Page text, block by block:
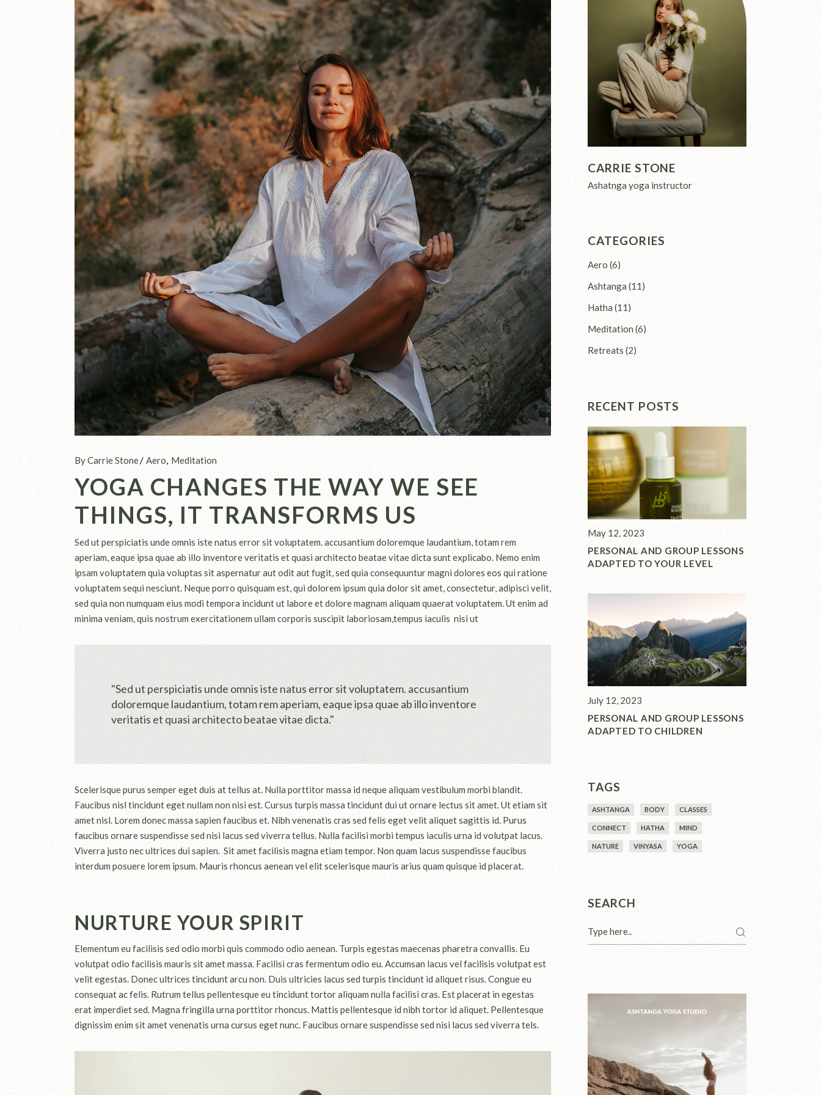
By Carrie Stone Aero Meditation
YOGA CHANGES THE WAY WE SEE
THINGS, IT TRANSFORMS US
Sed ut perspiciatis unde omnis iste natus error sit voluptatem. accusantium doloremque laudantium, totam rem
aperiam, eaque ipsa quae ab illo inventore veritatis et quasi architecto beatae vitae dicta sunt explicabo. Nemo enim
ipsam voluptatem quia voluptas sit aspernatur aut odit aut fugit, sed quia consequuntur magni dolores eos qui ratione
voluptatem sequi nesciunt. Neque porro quisquam est, qui dolorem ipsum quia dolor sit amet, consectetur, adipisci velit,
sed quia non numquam eius modi tempora incidunt ut labore et dolore magnam aliquam quaerat voluptatem. Ut enim ad
minima veniam, quis nostrum exercitationem ullam corporis suscipit laboriosam,tempus iaculis nisi ut
"Sed ut perspiciatis unde omnis iste natus error sit voluptatem. accusantium
doloremque laudantium, totam rem aperiam, eaque ipsa quae ab illo inventore
veritatis et quasi architecto beatae vitae dicta."
Scelerisque purus semper eget duis at tellus at. Nulla porttitor massa id neque aliquam vestibulum morbi blandit.
Faucibus nisl tincidunt eget nullam non nisi est. Cursus turpis massa tincidunt dui ut ornare lectus sit amet. Ut etiam sit
amet nisl. Lorem donec massa sapien faucibus et. Nibh venenatis cras sed felis eget velit aliquet sagittis id. Purus
faucibus ornare suspendisse sed nisi lacus sed viverra tellus. Nulla facilisi morbi tempus iaculis urna id volutpat lacus.
Viverra justo nec ultrices dui sapien. Sit amet facilisis magna etiam tempor. Non quam lacus suspendisse faucibus
interdum posuere lorem ipsum. Mauris rhoncus aenean vel elit scelerisque mauris arius quam quisque id placerat.
NURTURE YOUR SPIRIT
Elementum eu facilisis sed odio morbi quis commodo odio aenean. Turpis egestas maecenas pharetra convallis. Eu
volutpat odio facilisis mauris sit amet massa. Facilisi cras fermentum odio eu. Accumsan lacus vel facilisis volutpat est
velit egestas. Donec ultrices tincidunt arcu non. Duis ultricies lacus sed turpis tincidunt id aliquet risus. Congue eu
consequat ac felis. Rutrum tellus pellentesque eu tincidunt tortor aliquam nulla facilisi cras. Est placerat in egestas
erat imperdiet sed. Magna fringilla urna porttitor rhoncus. Mattis pellentesque id nibh tortor id aliquet. Pellentesque
dignissim enim sit amet venenatis urna cursus eget nunc. Faucibus ornare suspendisse sed nisi lacus sed viverra tels.
CARRIE STONE
Ashatnga yoga instructor
CATEGORIES
Aero (6)
Ashtanga(11)
Hatha(11)
Meditation(6)
Retreats (2)
RECENT POSTS
May 12, 2023
PERSONAL AND GROUP LESSONS
ADAPTED TO YOUR LEVEL
July 12, 2023
PERSONAL AND GROUP LESSONS
ADAPTED TO CHILDREN
TAGS
ASHTANGA BODY CLASSES
CONNECT HATHA MIND
NATURE VINYASA YOGA
SEARCH